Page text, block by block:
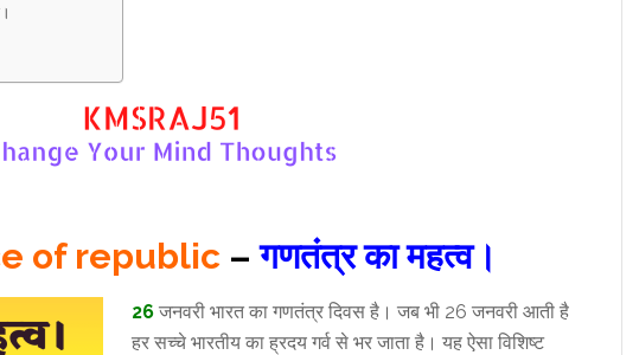
of republic – गणतंत्र का महत्व।
26 जनवरी भारत का गणतंत्र दिवस है। जब भी 26 जनवरी आती है
हर सच्चे भारतीय का ह्रदय गर्व से भर जाता है। यह ऐसा विशिष्ट